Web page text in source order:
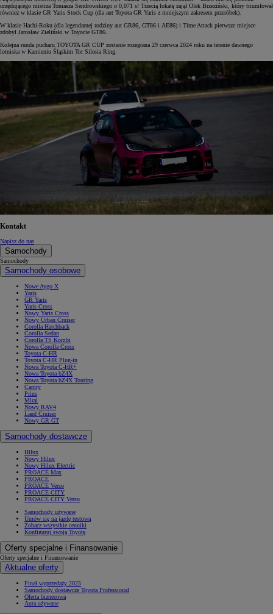
urzędującego mistrza Tomasza Sendrowskiego o 0,071 s! Trzecią lokatę zajął Olek Brzeziński, który triumfował
również w klasie GR Yaris Stock Cup (dla aut Toyota GR Yaris z mniejszym zakresem przeróbek).
W klasie Hachi-Roku (dla legendarnej rodziny aut GR86, GT86 i AE86) i Time Attack pierwsze miejsce
zdobył Jarosław Zieliński w Toyocie GT86.
Kolejna runda pucharu TOYOTA GR CUP zostanie rozegrana 29 czerwca 2024 roku na terenie dawnego
lotniska w Kamieniu Śląskim Tor Silesia Ring.
Kontakt
Napisz do nas
Samochody
Samochody
Samochody osobowe
Nowe Aygo X
Yaris
GR Yaris
Yaris Cross
Nowy Yaris Cross
Nowy Urban Cruiser
Corolla Hatchback
Corolla Sedan
Corolla TS Kombi
Nowa Corolla Cross
Toyota C-HR
Toyota C-HR Plug-in
Nowa Toyota C-HR+
Nowa Toyota bZ4X
Nowa Toyota bZ4X Touring
Camry
Prius
Mirai
Nowy RAV4
Land Cruiser
Nowy GR GT
Samochody dostawcze
Hilux
Nowy Hilux
Nowy Hilux Electric
PROACE Max
PROACE
PROACE Verso
PROACE CITY
PROACE CITY Verso
Samochody używane
Umów się na jazdę testową
Zobacz wszystkie cenniki
Konfiguruj swoją Toyotę
Oferty specjalne i Finansowanie
Oferty specjalne i Finansowanie
Aktualne oferty
Finał wyprzedaży 2025
Samochody dostawcze Toyota Professional
Oferta biznesowa
Auta używane